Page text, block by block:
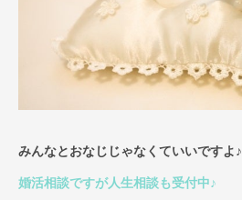
みんなとおなじじゃなくていいですよ♪
婚活相談ですが人生相談も受付中♪